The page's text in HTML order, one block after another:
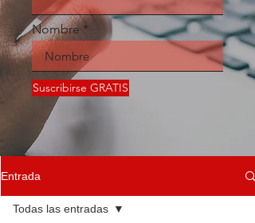
Nombre
Suscribirse GRATIS
Entrada
Todas las entradas